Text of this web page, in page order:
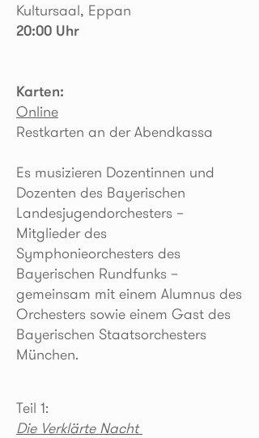
Kultursaal, Eppan
20:00 Uhr
Karten:
Online
Restkarten an der Abendkassa
Es musizieren Dozentinnen und
Dozenten des Bayerischen
Landesjugendorchesters –
Mitglieder des
Symphonieorchesters des
Bayerischen Rundfunks –
gemeinsam mit einem Alumnus des
Orchesters sowie einem Gast des
Bayerischen Staatsorchesters
München.
Teil 1:
Die Verklärte Nacht